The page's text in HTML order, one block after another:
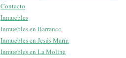
Contacto
Inmuebles
Inmuebles en Barranco
Inmuebles en Jesús María
Inmuebles en La Molina